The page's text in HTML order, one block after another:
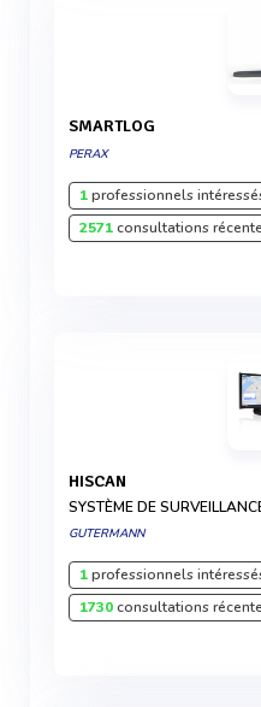
SMARTLOG
PERAX
1professionnels
2571consultations
HISCAN
SYSTÈME DE
GUTERMANN
1professionnels
1730consultations